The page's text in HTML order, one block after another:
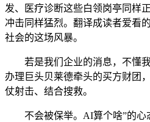
发、医疗诊断这些白领岗亭同样
冲击同样猛烈。翻译成读者爱看
社会的这场风暴。
若是我们企业的消息，不懂我
办理巨头贝莱德牵头的买方财团
仗射击、结合搜救。
不会被保举。AI算个啥”的心